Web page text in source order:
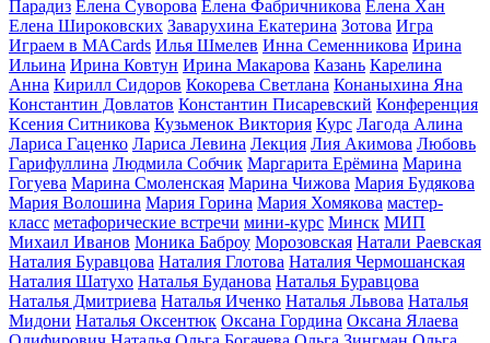
Парадиз Елена Суворова Елена Фабричникова Елена Хан
Елена Широковских Заварухина Екатерина Зотова Игра
Играем в MACards Илья Шмелев Инна Семенникова Ирина
Ильина Ирина Ковтун Ирина Макарова Казань Карелина
Анна Кирилл Сидоров Кокорева Светлана Конаныхина Яна
Константин Довлатов Константин Писаревский Конференция
Ксения Ситникова Кузьменок Виктория Курс Лагода Алина
Лариса Гаценко Лариса Левина Лекция Лия Акимова Любовь
Гарифуллина Людмила Собчик Маргарита Ерёмина Марина
Гогуева Марина Смоленская Марина Чижова Мария Будякова
Мария Волошина Мария Горина Мария Хомякова мастер-
класс метафорические встречи мини-курс Минск МИП
Михаил Иванов Моника Баброу Морозовская Натали Раевская
Наталия Буравцова Наталия Глотова Наталия Чермошанская
Наталия Шатухо Наталья Буданова Наталья Буравцова
Наталья Дмитриева Наталья Иченко Наталья Львова Наталья
Мидони Наталья Оксентюк Оксана Гордина Оксана Ялаева